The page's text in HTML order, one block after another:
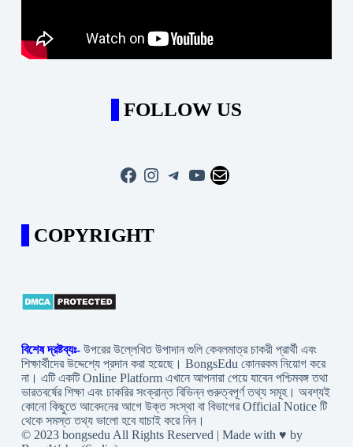
FOLLOW US
Facebook
Instagram
Telegram
YouTube
Mail
COPYRIGHT
বিশেষ দ্রষ্টব্যঃ- উপরের উল্লেখিত উপাদান গুলি কেবলমাত্র চাকরী প্রার্থী এবং
শিক্ষার্থীদের উদ্দেশ্যে প্রদান করা হয়েছে। BongsEdu কোনরকম নিয়োগ করে
না। এটি একটি Online Platform এখানে আপনারা পেয়ে যাবেন পশ্চিমবঙ্গ তথা
ভারতবর্ষের শিক্ষা এবং চাকরির সংক্রান্ত বিভিন্ন গুরুত্বপূর্ণ তথ্য সমূহ। অবশ্যই
কোনো কিছুতে আবেদনের আগে উক্ত সংস্থা বা বিভাগের Official Notice টি
থেকে সমস্ত তথ্য ভালো হবে যাচাই করে নিন।
© 2023 bongsedu All Rights Reserved | Made with ♥ by